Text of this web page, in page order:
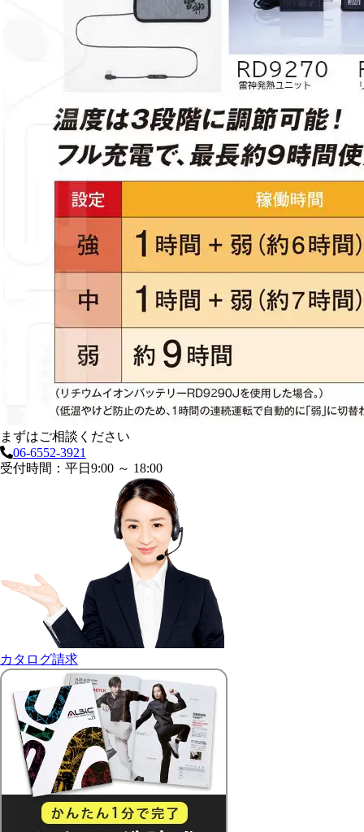
まずはご相談ください
06-6552-3921
受付時間：平日9:00 ～ 18:00
カタログ請求